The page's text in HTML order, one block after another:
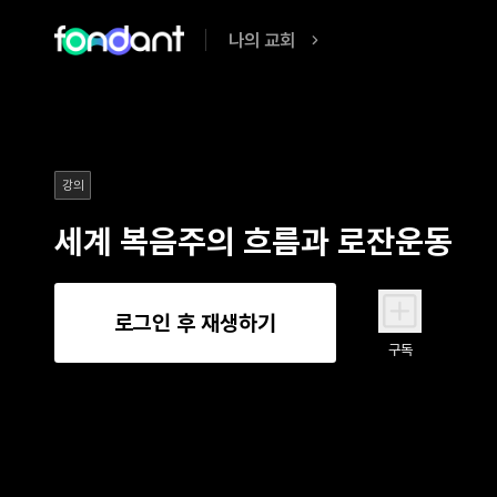
나의 교회
강의
세계 복음주의 흐름과 로잔운동
로그인 후 재생하기
구독